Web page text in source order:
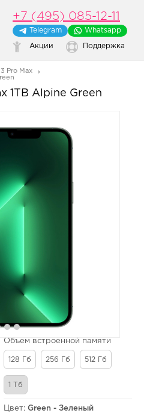
+7 (495) 085-12-11
Telegram Whatsapp
Акции Поддержка
Pro Max
1TB Alpine Green
Объем встроенной памяти
128 Гб 256 Гб 512 Гб
1 Тб
Цвет: Green - Зеленый